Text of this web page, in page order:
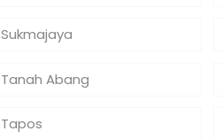
Sukmajaya
Tanah Abang
Tapos